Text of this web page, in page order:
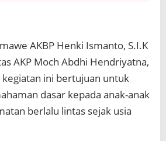
AKBP Henki Ismanto, S.I.K
AKP Moch Abdhi Hendriyatna,
kegiatan ini bertujuan untuk
dasar kepada anak-anak
berlalu lintas sejak usia